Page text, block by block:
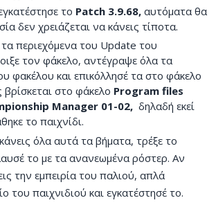
το Patch 3.9.68, αυτόματα θα
δεν χρειάζεται να κάνεις τίποτα.
περιεχόμενα του Update του
τον φάκελο, αντέγραψε όλα τα
φακέλου και επικόλλησέ τα στο φάκελο
βρίσκεται στο φάκελο Program files
Manager 01-02, δηλαδή εκεί
το παιχνίδι.
όλα αυτά τα βήματα, τρέξε το
το με τα ανανεωμένα ρόστερ. Αν
την εμπειρία του παλιού, απλά
του παιχνιδιού και εγκατέστησέ το.